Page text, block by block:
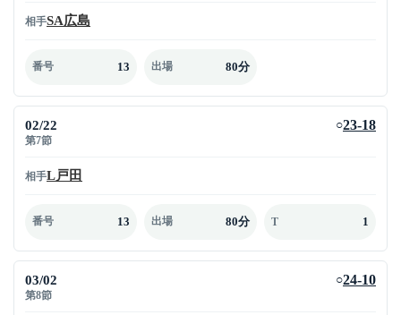
相手SA広島
番号 13 出場 80分
02/22
第7節
○23-18
相手L戸田
番号 13 出場 80分 T 1
03/02
第8節
○24-10